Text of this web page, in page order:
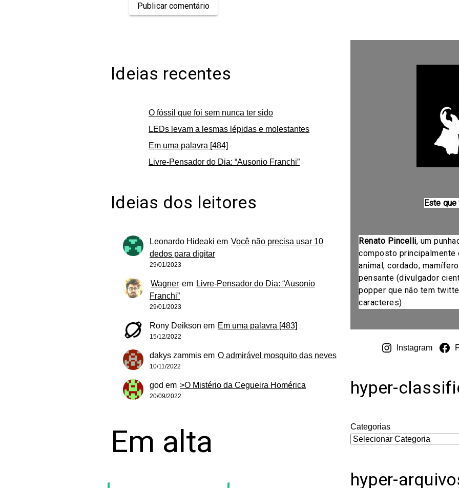
Publicar comentário
Ideias recentes
O fóssil que foi sem nunca ter sido
LEDs levam a lesmas lépidas e molestantes
Em uma palavra [484]
Livre-Pensador do Dia: “Ausonio Franchi”
Ideias dos leitores
Leonardo Hideaki em Você não precisa usar 10
dedos para digitar
29/01/2023
Wagner em Livre-Pensador do Dia: “Ausonio
Franchi”
29/01/2023
Rony Deikson em Em uma palavra [483]
15/12/2022
dakys zammis em O admirável mosquito das neves
10/11/2022
god em >O Mistério da Cegueira Homérica
20/09/2022
Em alta
Este
Renato Pincelli, um
composto principalmente
animal, cordado,
pensante (divulgador
popper que não tem
caracteres)
Instagram
hyper-
Categorias
hyper-